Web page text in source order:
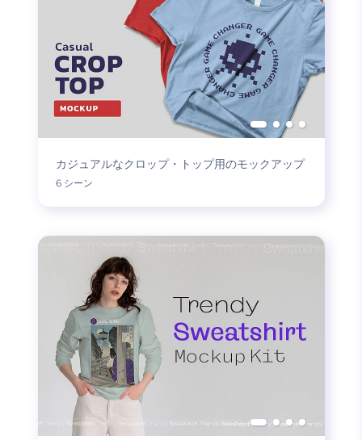
カジュアルなクロップ・トップ用のモックアップ
6 シーン